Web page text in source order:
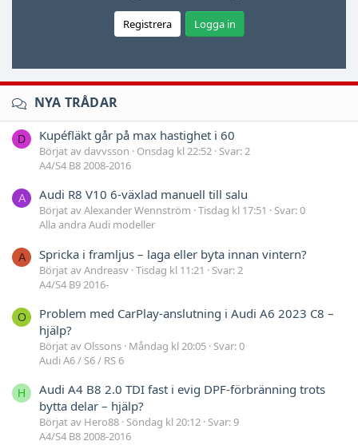
Registrera Logga in
NYA TRÅDAR
D Kupéfläkt går på max hastighet i 60
Börjat av davvsson Onsdag kl 22:52 Svar: 2
A4/S4 B8 2008-2016
A Audi R8 V10 6-växlad manuell till salu
Börjat av Alexander Wennström Tisdag kl 17:51
Svar: 0
Alla andra Audi modeller
A Spricka i framljus – laga eller byta innan vintern?
Börjat av Andreasv Tisdag kl 11:21
Svar: 2
A4/S4 B9 2016-
O
Problem med CarPlay-anslutning i Audi A6 2023 C8 –
hjälp?
Börjat av Olssons Måndag kl 20:05 Svar: 0
Audi A6 / S6 / RS 6
H
Audi A4 B8 2.0 TDI fast i evig DPF-förbränning trots
bytta delar – hjälp?
Börjat av Hero88 Söndag kl 20:12 Svar: 9
A4/S4 B8 2008-2016